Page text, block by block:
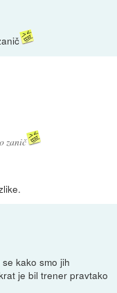
zanič
kako smo jih
je bil trener pravtako